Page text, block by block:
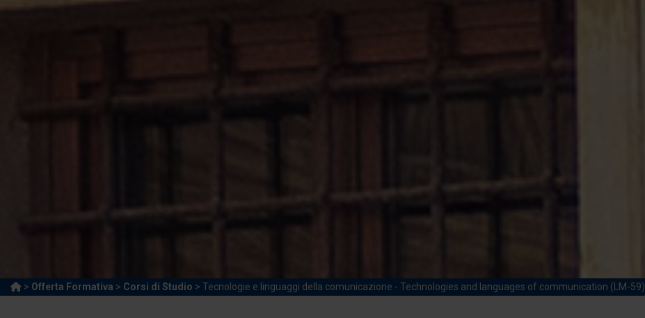
> Offerta Formativa > Corsi di Studio > Tecnologie e linguaggi della comunicazione - Technologies and languages of communication (LM-59)